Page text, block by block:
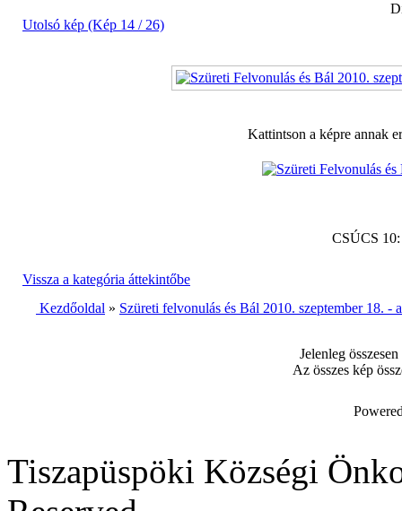
Utolsó kép (Kép 14 / 26)
Kattintson a képre annak
CSÚCS
Vissza a kategória áttekintőbe
Kezdőoldal » Szüreti felvonulás és Bál 2010. szeptember 18. -
Jelenleg
Az összes kép
Tiszapüspöki Községi